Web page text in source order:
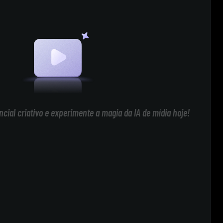
criativo e experimente a magia da IA de mídia hoje!